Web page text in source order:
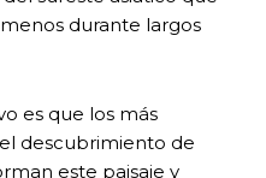
durante largos
es que los más
descubrimiento de
este paisaje y